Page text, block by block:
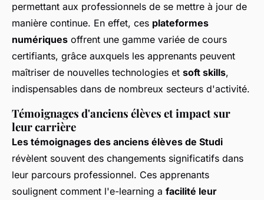
permettant aux professionnels de se mettre à jour de
manière continue. En effet, ces plateformes
numériques offrent une gamme variée de cours
certifiants, grâce auxquels les apprenants peuvent
maîtriser de nouvelles technologies et soft skills,
indispensables dans de nombreux secteurs d'activité.
Témoignages d'anciens élèves et impact sur
leur carrière
Les témoignages des anciens élèves de Studi
révèlent souvent des changements significatifs dans
leur parcours professionnel. Ces apprenants
soulignent comment l'e-learning a facilité leur